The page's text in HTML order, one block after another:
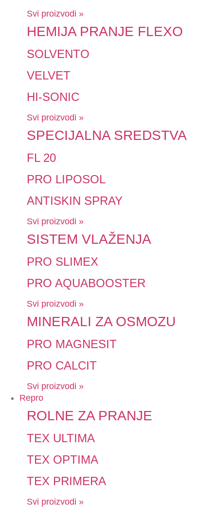
Svi proizvodi »
HEMIJA PRANJE FLEXO
SOLVENTO
VELVET
HI-SONIC
Svi proizvodi »
SPECIJALNA SREDSTVA
FL 20
PRO LIPOSOL
ANTISKIN SPRAY
Svi proizvodi »
SISTEM VLAŽENJA
PRO SLIMEX
PRO AQUABOOSTER
Svi proizvodi »
MINERALI ZA OSMOZU
PRO MAGNESIT
PRO CALCIT
Svi proizvodi »
Repro
ROLNE ZA PRANJE
TEX ULTIMA
TEX OPTIMA
TEX PRIMERA
Svi proizvodi »